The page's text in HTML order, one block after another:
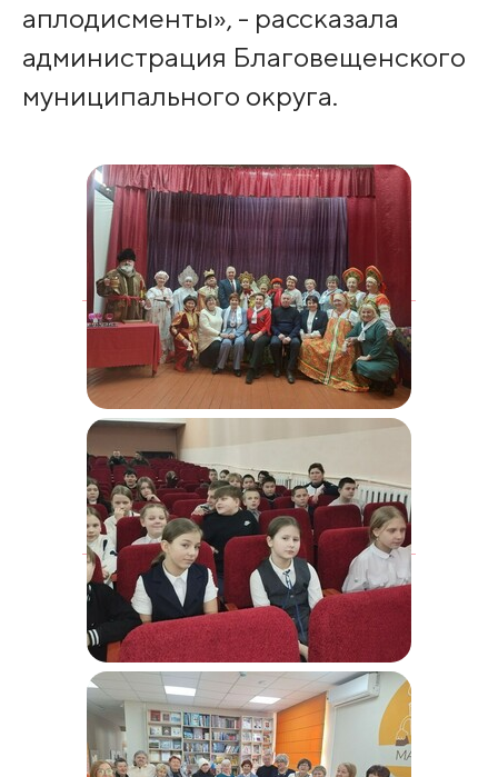
аплодисменты», - рассказала
администрация Благовещенского
муниципального округа.